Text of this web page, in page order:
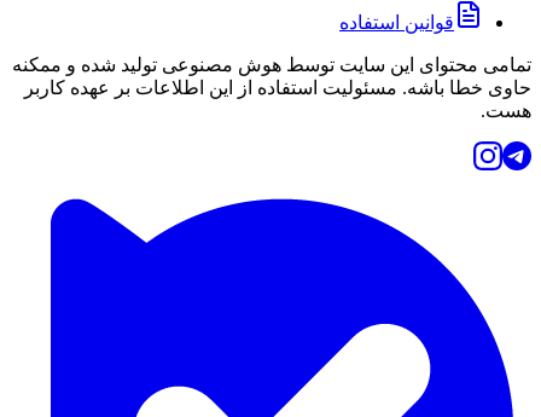
قوانین استفاده
تمامی محتوای این سایت توسط هوش مصنوعی تولید شده و ممکنه
حاوی خطا باشه. مسئولیت استفاده از این اطلاعات بر عهده کاربر
هست.